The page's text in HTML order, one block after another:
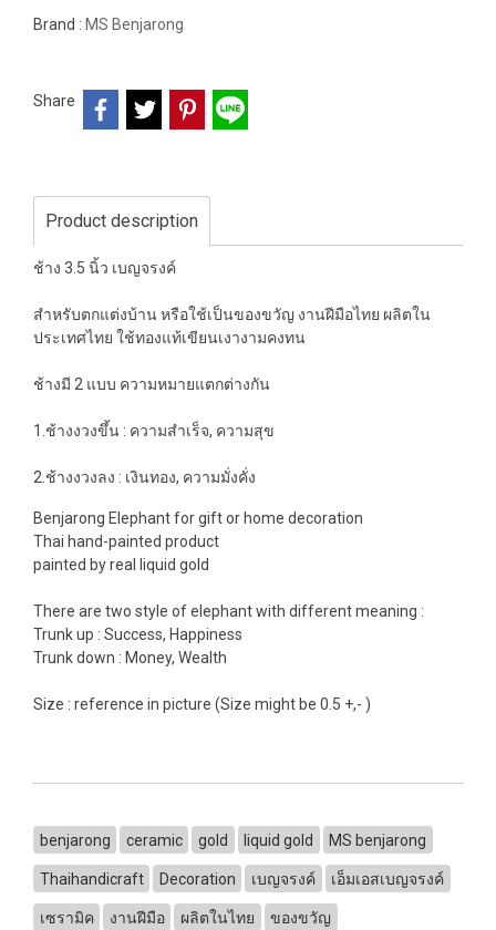
Brand : MS Benjarong
Share
Product description
ช้าง 3.5 นิ้ว เบญจรงค์
สำหรับตกแต่งบ้าน หรือใช้เป็นของขวัญ งานฝีมือไทย ผลิตใน
ประเทศไทย ใช้ทองแท้เขียนเงางามคงทน
ช้างมี 2 แบบ ความหมายแตกต่างกัน
1.ช้างงวงขึ้น : ความสำเร็จ, ความสุข
2.ช้างงวงลง : เงินทอง, ความมั่งคั่ง
Benjarong Elephant for gift or home decoration
Thai hand-painted product
painted by real liquid gold
There are two style of elephant with different meaning :
Trunk up : Success, Happiness
Trunk down : Money, Wealth
Size : reference in picture (Size might be 0.5 +,- )
benjarong ceramic gold liquid gold MS benjarong
Thaihandicraft Decoration เบญจรงค์ เอ็มเอสเบญจรงค์
เซรามิค งานฝีมือ ผลิตในไทย ของขวัญ